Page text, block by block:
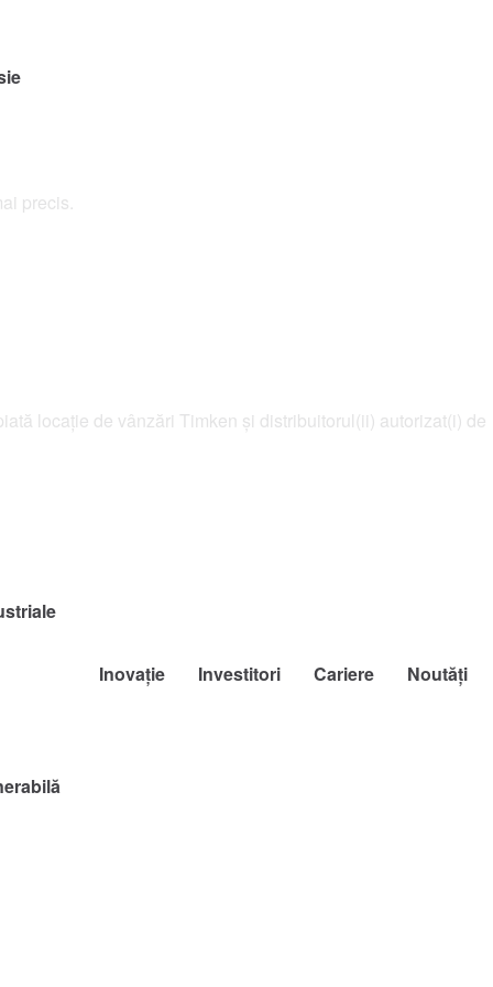
Inovație Investitori Cariere Noutăți
precis.
locație de vânzări Timken și distribuitorul(ii) autorizat(i) de